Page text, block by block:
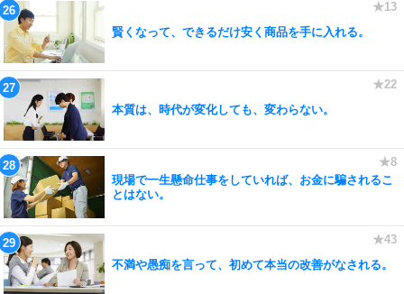
賢くなって、できるだけ安く商品を手に入れる。
本質は、時代が変化しても、変わらない。
現場で一生懸命仕事をしていれば、お金に騙されるこ
とはない。
不満や愚痴を言って、初めて本当の改善がなされる。